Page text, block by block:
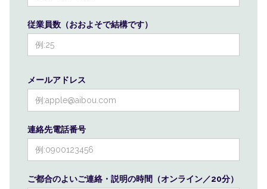
従業員数（おおよそで結構です）
メールアドレス
連絡先電話番号
ご都合のよいご連絡・説明の時間（オンライン／20分）